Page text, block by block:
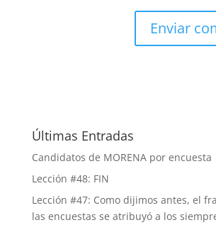
Últimas Entradas
Candidatos de MORENA por encuesta
Lección #48: FIN
Lección #47: Como dijimos antes, el
las encuestas se atribuyó a los